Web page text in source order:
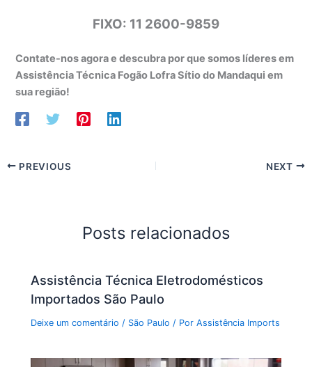
FIXO: 11 2600-9859
Contate-nos agora e descubra por que somos líderes em
Assistência Técnica Fogão Lofra Sítio do Mandaqui em
sua região!
PREVIOUS NEXT
Posts relacionados
Assistência Técnica Eletrodomésticos
Importados São Paulo
Deixe um comentário / São Paulo / PorAssistência Imports